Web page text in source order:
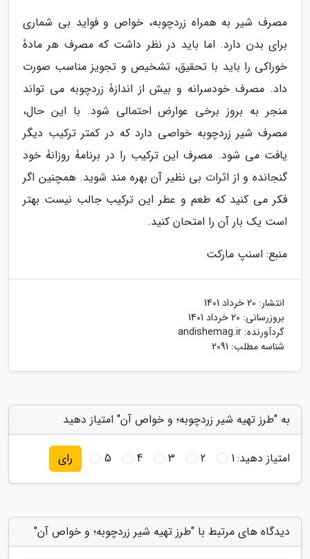
مصرف شیر به همراه زردچوبه، خواص و فواید بی شماری
برای بدن دارد. اما باید در نظر داشت که مصرف هر مادۀ
خوراکی را باید با تحقیق، تشخیص و تجویز مناسب صورت
داد. مصرف خودسرانه و بیش از اندازۀ زردچوبه می تواند
منجر به بروز برخی عوارض احتمالی شود. با این حال،
مصرف شیر زردچوبه خواصی دارد که در کمتر ترکیب دیگر
یافت می شود. مصرف این ترکیب را در برنامۀ روزانۀ خود
گنجانده و از اثرات بی نظیر آن بهره مند شوید. همچنین اگر
فکر می کنید که طعم و عطر این ترکیب جالب نیست بهتر
است یک بار آن را امتحان کنید.
منبع: اسنپ مارکت
انتشار: 20 خرداد 1401
بروزرسانی: 20 خرداد 1401
گردآورنده: andishemag.ir
شناسه مطلب: 2091
به "طرز تهیه شیر زردچوبه؛ و خواص آن" امتیاز دهید
امتیاز دهید:1
2
3
4
5 رای
دیدگاه های مرتبط با "طرز تهیه شیر زردچوبه؛ و خواص آن"